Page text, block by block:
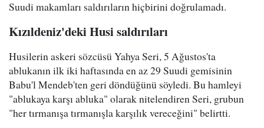
Suudi makamları saldırıların hiçbirini doğrulamadı.
Kızıldeniz'deki Husi saldırıları
Husilerin askeri sözcüsü Yahya Seri, 5 Ağustos'ta
ablukanın ilk iki haftasında en az 29 Suudi gemisinin
Babu'l Mendeb'ten geri döndüğünü söyledi. Bu hamleyi
"ablukaya karşı abluka" olarak nitelendiren Seri, grubun
"her tırmanışa tırmanışla karşılık vereceğini" belirtti.